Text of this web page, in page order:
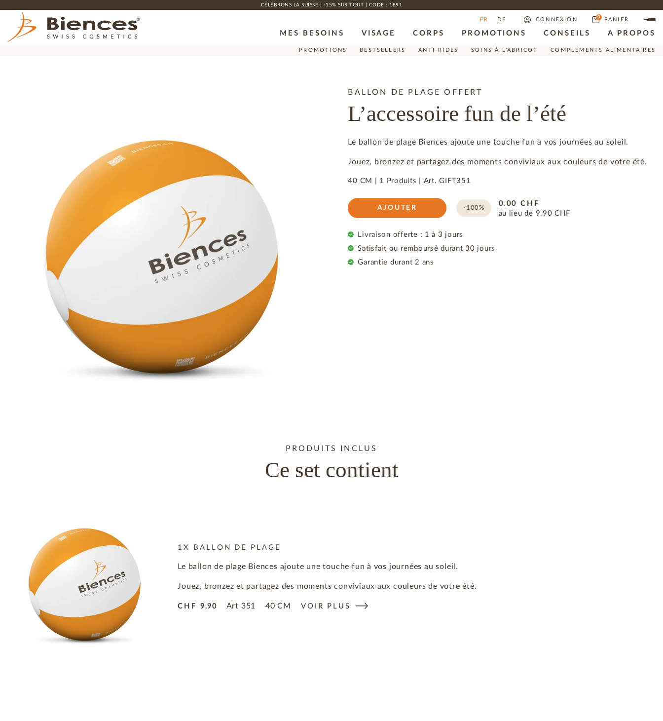
CÉLÉBRONS LA SUISSE | -15% SUR TOUT | CODE : 1891
FR DE CONNEXION 0 PANIER
MES BESOINS VISAGE CORPS PROMOTIONS CONSEILS A PROPOS
PROMOTIONS BESTSELLERS ANTI-RIDES SOINS À L'ABRICOT COMPLÉMENTS ALIMENTAIRES
BALLON DE PLAGE OFFERT
L’accessoire fun de l’été
Le ballon de plage Biences ajoute une touche fun à vos journées au soleil.
Jouez, bronzez et partagez des moments conviviaux aux couleurs de votre été.
40 CM | 1 Produits Art.GIFT351
AJOUTER -100%
0.00 CHF
au lieu de 9.90 CHF
Livraison offerte : 1 à 3 jours
Satisfait ou remboursé durant 30 jours
Garantie durant 2 ans
PRODUITS INCLUS
Ce set contient
1X BALLON DE PLAGE
Le ballon de plage Biences ajoute une touche fun à vos journées au soleil.
Jouez, bronzez et partagez des moments conviviaux aux couleurs de votre été.
CHF 9.90 Art 351 40 CM VOIR PLUS